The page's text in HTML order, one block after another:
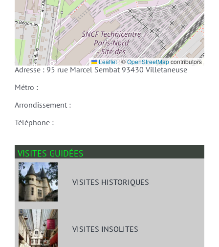
Leaflet|©OpenStreetMapcontributors
Adresse : 95 rue Marcel Sembat 93430 Villetaneuse
Métro :
Arrondissement :
Téléphone :
VISITES GUIDÉES
VISITES HISTORIQUES
VISITES INSOLITES